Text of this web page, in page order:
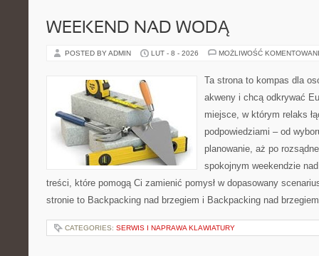
WEEKEND NAD WODĄ
POSTED BY ADMIN LUT - 8 - 2026 MOŻLIWOŚĆ
Ta strona to kompas dla
akweny i chcą odkrywać
miejsce, w którym relaks
podpowiedziami – od
planowanie, aż po
spokojnym weekendzie
treści, które pomogą Ci zamienić pomysł w dopasowany
stronie to Backpacking nad brzegiem i Backpacking nad
CATEGORIES: SERWIS I NAPRAWA KLAWIATURY